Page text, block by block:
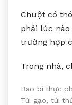
Chuột có
phải lúc
trường hợp
Trong nhà,
Bao bì thực
Túi gạo, túi